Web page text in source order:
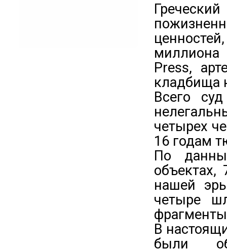
Press,
кладбища
Всего
четырех
16 годам
По
нашей
четыре
В
были